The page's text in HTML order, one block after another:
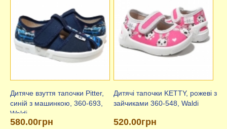
Дитяче взуття тапочки Pitter,
синій з машинкою, 360-693,
Waldi
580.00грн
Дитячі тапочки KETTY, рожеві з
зайчиками 360-548, Waldi
520.00грн